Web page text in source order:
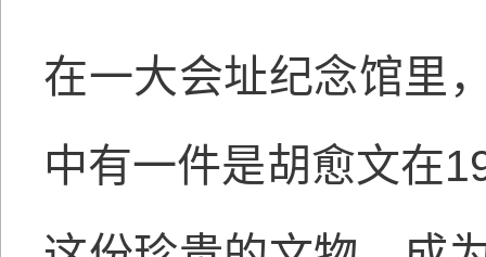
在一大会址纪念馆里
中有一件是胡愈文在